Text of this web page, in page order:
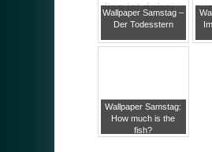
dies ist dabei
Wallpaper Samstag –
Der Todesstern
Wallpaper Samstag:
How much is the
fish?